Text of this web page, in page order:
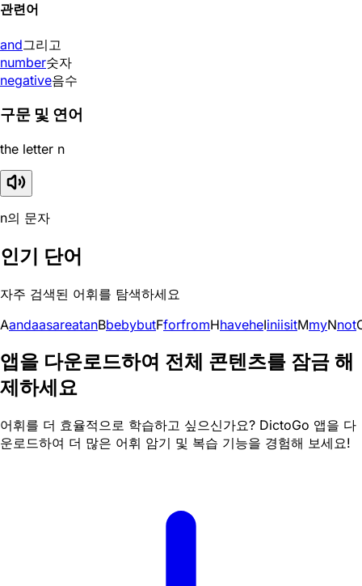
관련어
and그리고
number숫자
negative음수
구문 및 연어
the letter n
n의 문자
인기 단어
자주 검색된 어휘를 탐색하세요
AandaasareatanBbebybutFforfromHhaveheIiniisitMmyNnot
앱을 다운로드하여 전체 콘텐츠를 잠금 해
제하세요
어휘를 더 효율적으로 학습하고 싶으신가요? DictoGo 앱을 다
운로드하여 더 많은 어휘 암기 및 복습 기능을 경험해 보세요!